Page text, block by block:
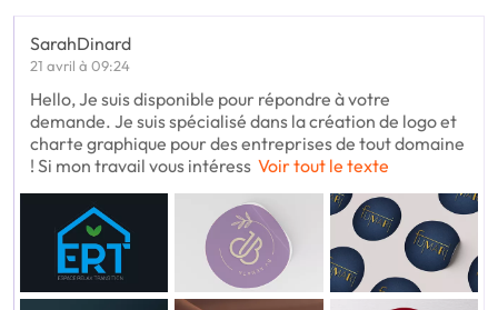
SarahDinard
21 avril à 09:24
Hello, Je suis disponible pour répondre à votre
demande. Je suis spécialisé dans la création de logo et
charte graphique pour des entreprises de tout domaine
! Si mon travail vous intéress Voir tout le texte